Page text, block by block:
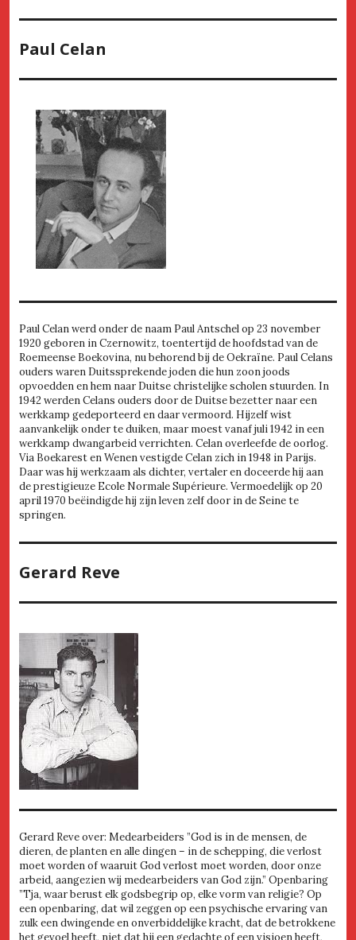
Paul Celan
Paul Celan werd onder de naam Paul Antschel op 23 november
1920 geboren in Czernowitz, toentertijd de hoofdstad van de
Roemeense Boekovina, nu behorend bij de Oekraïne. Paul Celans
ouders waren Duitssprekende joden die hun zoon joods
opvoedden en hem naar Duitse christelijke scholen stuurden. In
1942 werden Celans ouders door de Duitse bezetter naar een
werkkamp gedeporteerd en daar vermoord. Hijzelf wist
aanvankelijk onder te duiken, maar moest vanaf juli 1942 in een
werkkamp dwangarbeid verrichten. Celan overleefde de oorlog.
Via Boekarest en Wenen vestigde Celan zich in 1948 in Parijs.
Daar was hij werkzaam als dichter, vertaler en doceerde hij aan
de prestigieuze Ecole Normale Supérieure. Vermoedelijk op 20
april 1970 beëindigde hij zijn leven zelf door in de Seine te
springen.
Gerard Reve
Gerard Reve over: Medearbeiders ”God is in de mensen, de
dieren, de planten en alle dingen – in de schepping, die verlost
moet worden of waaruit God verlost moet worden, door onze
arbeid, aangezien wij medearbeiders van God zijn.” Openbaring
”Tja, waar berust elk godsbegrip op, elke vorm van religie? Op
een openbaring, dat wil zeggen op een psychische ervaring van
zulk een dwingende en onverbiddelijke kracht, dat de betrokkene
het gevoel heeft, niet dat hij een gedachte of een visioen heeft,